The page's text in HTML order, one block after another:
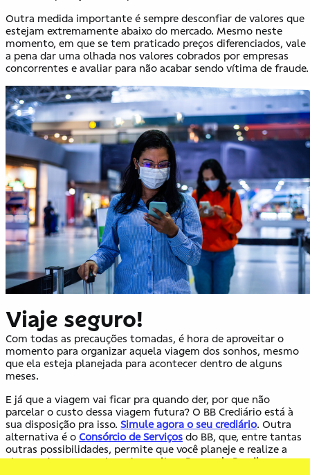
Outra medida importante é sempre desconfiar de valores que
estejam extremamente abaixo do mercado. Mesmo neste
momento, em que se tem praticado preços diferenciados, vale
a pena dar uma olhada nos valores cobrados por empresas
concorrentes e avaliar para não acabar sendo vítima de fraude.
Viaje seguro!
Com todas as precauções tomadas, é hora de aproveitar o
momento para organizar aquela viagem dos sonhos, mesmo
que ela esteja planejada para acontecer dentro de alguns
meses.
E já que a viagem vai ficar pra quando der, por que não
parcelar o custo dessa viagem futura? O BB Crediário está à
sua disposição pra isso. Simule agora o seu crediário. Outra
alternativa é o Consórcio de Serviços do BB, que, entre tantas
outras possibilidades, permite que você planeje e realize a
viagem dos seus sonhos.Aproveite o Banco do Brasil como